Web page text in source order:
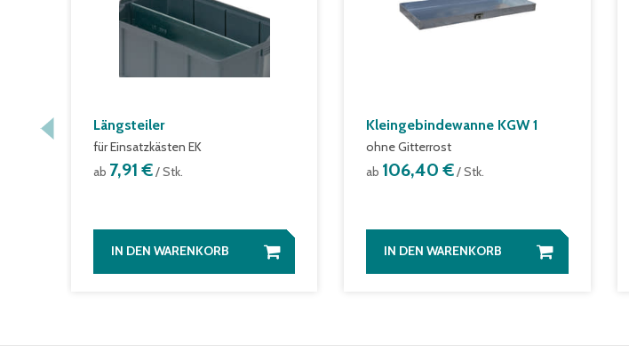
Längsteiler
für Einsatzkästen EK
ab 7,91 €/ Stk.
IN DEN WARENKORB
Kleingebindewanne KGW 1
ohne Gitterrost
ab 106,40 €/ Stk.
IN DEN WARENKORB